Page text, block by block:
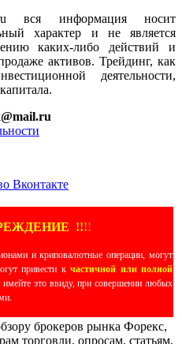
вся информация носит
характер и не является
каких-либо действий и
активов. Трейдинг, как
деятельности,
!!!!
и криповалютные операции, могут
привести кчастичной или полной
это ввиду, при совершении любых
брокеров рынка Форекс,
торговли, опросам, статьям,